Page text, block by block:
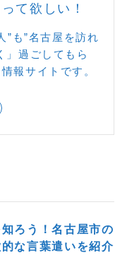
て欲しい！
”も”名古屋を訪れ
」過ごしてもら
報サイトです。
ろう！名古屋市の
な言葉遣いを紹介